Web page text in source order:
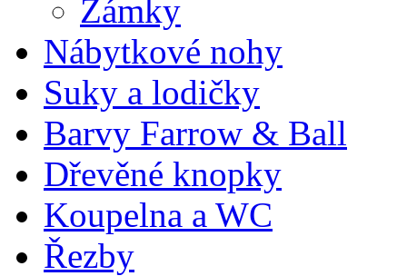
Zámky
Nábytkové nohy
Suky a lodičky
Barvy Farrow & Ball
Dřevěné knopky
Koupelna a WC
Řezby